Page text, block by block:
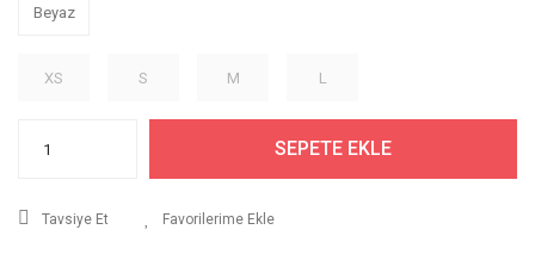
Beyaz
XS S M L
SEPETE EKLE
Tavsiye Et